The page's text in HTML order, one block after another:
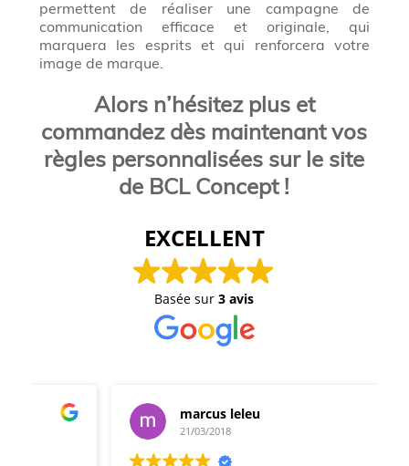
permettent de réaliser une campagne de
communication efficace et originale, qui
marquera les esprits et qui renforcera votre
image de marque.
Alors n’hésitez plus et
commandez dès maintenant vos
règles personnalisées sur le site
de BCL Concept !
EXCELLENT
Basée sur3 avis
marcus leleu
21/03/2018